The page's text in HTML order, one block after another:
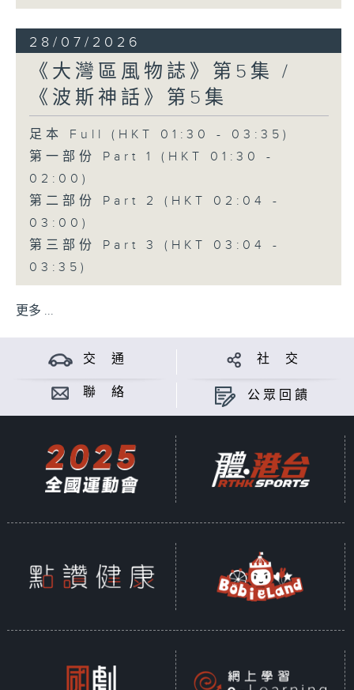
28/07/2026
《大灣區風物誌》第5集 /
《波斯神話》第5集
足本 Full (HKT 01:30 - 03:35)
第一部份 Part 1 (HKT 01:30 -
02:00)
第二部份 Part 2 (HKT 02:04 -
03:00)
第三部份 Part 3 (HKT 03:04 -
03:35)
更多 ...
交 通 社 交
聯 絡 公眾回饋